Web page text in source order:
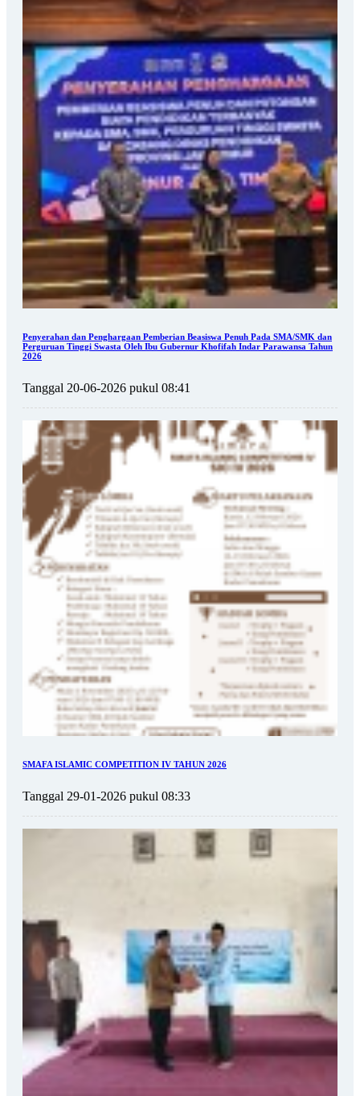
Penyerahan dan Penghargaan Pemberian Beasiswa Penuh Pada SMA/SMK dan
Perguruan Tinggi Swasta Oleh Ibu Gubernur Khofifah Indar Parawansa Tahun
2026
Tanggal 20-06-2026 pukul 08:41
SMAFA ISLAMIC COMPETITION IV TAHUN 2026
Tanggal 29-01-2026 pukul 08:33